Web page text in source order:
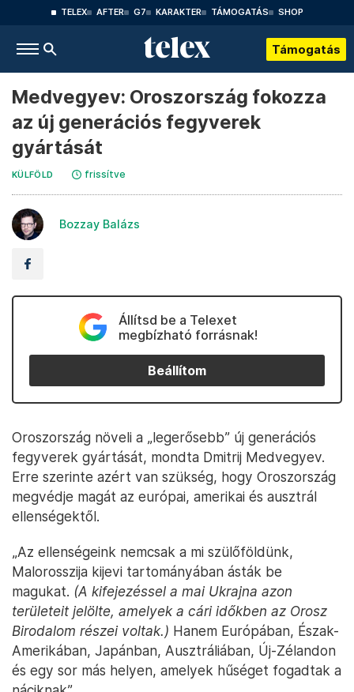
TELEX AFTER G7 KARAKTER TÁMOGATÁS SHOP
Támogatás
Medvegyev: Oroszország fokozza
az új generációs fegyverek
gyártását
KÜLFÖLD frissítve
Bozzay Balázs
Állítsd be a Telexet
megbízható forrásnak!
Beállítom
Oroszország növeli a „legerősebb” új generációs
fegyverek gyártását, mondta Dmitrij Medvegyev.
Erre szerinte azért van szükség, hogy Oroszország
megvédje magát az európai, amerikai és ausztrál
ellenségektől.
„Az ellenségeink nemcsak a mi szülőföldünk,
Malorosszija kijevi tartományában ásták be
magukat. (A kifejezéssel a mai Ukrajna azon
területeit jelölte, amelyek a cári időkben az Orosz
Birodalom részei voltak.) Hanem Európában, Észak-
Amerikában, Japánban, Ausztráliában, Új-Zélandon
és egy sor más helyen, amelyek hűséget fogadtak a